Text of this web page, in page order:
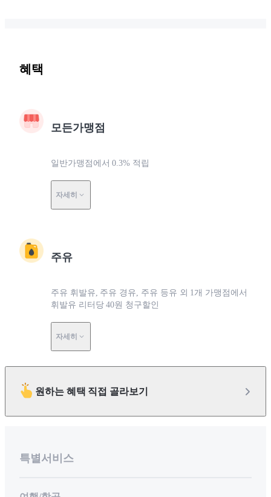
혜택
모든가맹점
일반가맹점에서 0.3% 적립
자세히
주유
주유 휘발유, 주유 경유, 주유 등유 외 1개 가맹점에서
휘발유 리터당 40원 청구할인
자세히
원하는 혜택 직접 골라보기
특별서비스